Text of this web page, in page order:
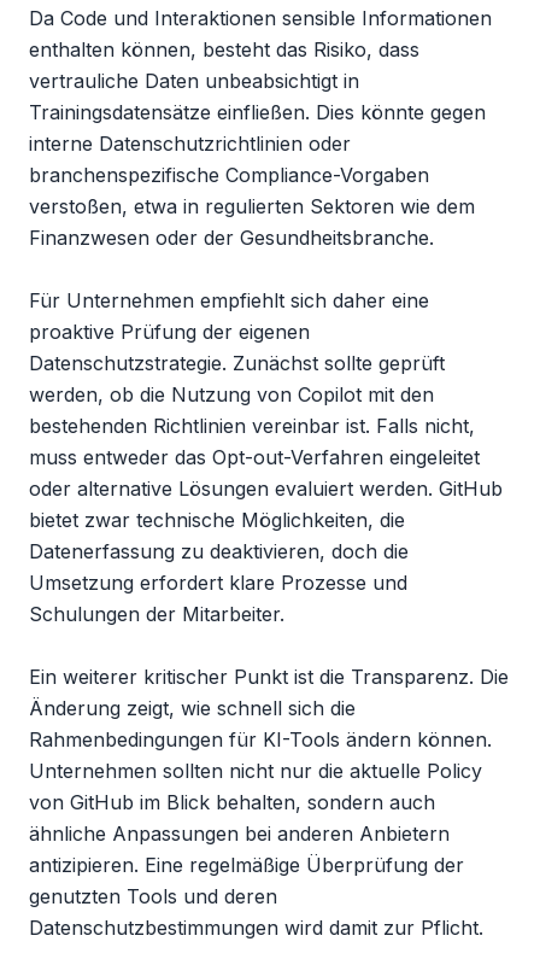
Da Code und Interaktionen sensible Informationen
enthalten können, besteht das Risiko, dass
vertrauliche Daten unbeabsichtigt in
Trainingsdatensätze einfließen. Dies könnte gegen
interne Datenschutzrichtlinien oder
branchenspezifische Compliance-Vorgaben
verstoßen, etwa in regulierten Sektoren wie dem
Finanzwesen oder der Gesundheitsbranche.
Für Unternehmen empfiehlt sich daher eine
proaktive Prüfung der eigenen
Datenschutzstrategie. Zunächst sollte geprüft
werden, ob die Nutzung von Copilot mit den
bestehenden Richtlinien vereinbar ist. Falls nicht,
muss entweder das Opt-out-Verfahren eingeleitet
oder alternative Lösungen evaluiert werden. GitHub
bietet zwar technische Möglichkeiten, die
Datenerfassung zu deaktivieren, doch die
Umsetzung erfordert klare Prozesse und
Schulungen der Mitarbeiter.
Ein weiterer kritischer Punkt ist die Transparenz. Die
Änderung zeigt, wie schnell sich die
Rahmenbedingungen für KI-Tools ändern können.
Unternehmen sollten nicht nur die aktuelle Policy
von GitHub im Blick behalten, sondern auch
ähnliche Anpassungen bei anderen Anbietern
antizipieren. Eine regelmäßige Überprüfung der
genutzten Tools und deren
Datenschutzbestimmungen wird damit zur Pflicht.